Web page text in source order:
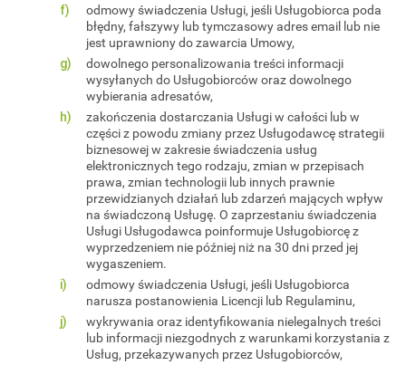
odmowy świadczenia Usługi, jeśli Usługobiorca poda
błędny, fałszywy lub tymczasowy adres email lub nie
jest uprawniony do zawarcia Umowy,
dowolnego personalizowania treści informacji
wysyłanych do Usługobiorców oraz dowolnego
wybierania adresatów,
zakończenia dostarczania Usługi w całości lub w
części z powodu zmiany przez Usługodawcę strategii
biznesowej w zakresie świadczenia usług
elektronicznych tego rodzaju, zmian w przepisach
prawa, zmian technologii lub innych prawnie
przewidzianych działań lub zdarzeń mających wpływ
na świadczoną Usługę. O zaprzestaniu świadczenia
Usługi Usługodawca poinformuje Usługobiorcę z
wyprzedzeniem nie później niż na 30 dni przed jej
wygaszeniem.
odmowy świadczenia Usługi, jeśli Usługobiorca
narusza postanowienia Licencji lub Regulaminu,
wykrywania oraz identyfikowania nielegalnych treści
lub informacji niezgodnych z warunkami korzystania z
Usług, przekazywanych przez Usługobiorców,